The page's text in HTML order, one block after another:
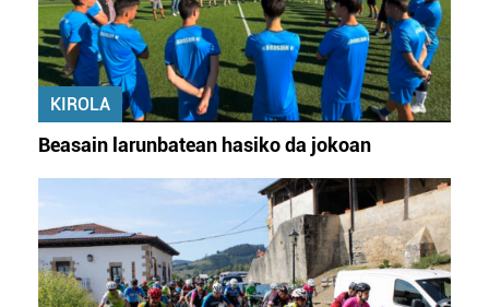
KIROLA
Beasain larunbatean hasiko da jokoan